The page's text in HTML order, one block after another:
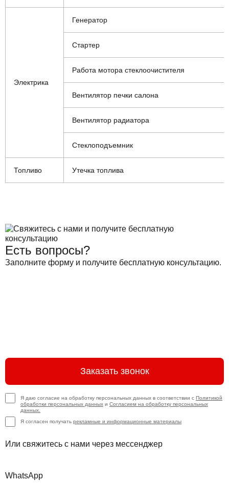
Электрика
Генератор
Стартер
Работа мотора стеклоочистителя
Вентилятор печки салона
Вентилятор радиатора
Стеклоподъемник
Топливо Утечка топлива
Есть вопросы?
Заполните форму и получите бесплатную консультацию.
Заказать звонок
Я даю согласие на обработку персональных данных в соответствии с Политикой
обработки персональных данных и Согласием на обработку персональных
данных.
Я согласен получать рекламные и информационные материалы
Или свяжитесь с нами через мессенджер
WhatsApp